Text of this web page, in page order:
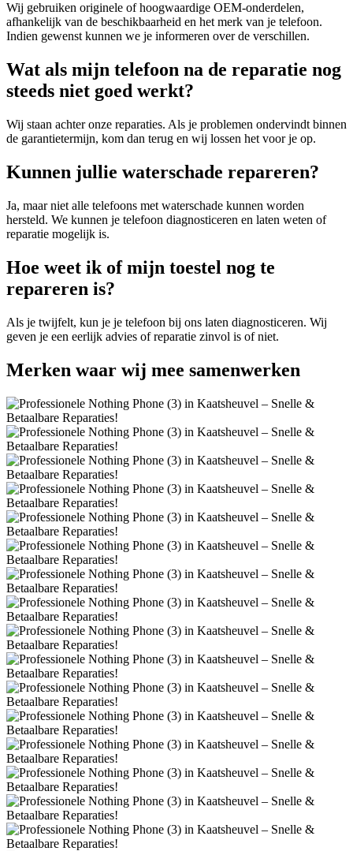
Wij gebruiken originele of hoogwaardige OEM-onderdelen,
afhankelijk van de beschikbaarheid en het merk van je telefoon.
Indien gewenst kunnen we je informeren over de verschillen.
Wat als mijn telefoon na de reparatie nog
steeds niet goed werkt?
Wij staan achter onze reparaties. Als je problemen ondervindt binnen
de garantietermijn, kom dan terug en wij lossen het voor je op.
Kunnen jullie waterschade repareren?
Ja, maar niet alle telefoons met waterschade kunnen worden
hersteld. We kunnen je telefoon diagnosticeren en laten weten of
reparatie mogelijk is.
Hoe weet ik of mijn toestel nog te
repareren is?
Als je twijfelt, kun je je telefoon bij ons laten diagnosticeren. Wij
geven je een eerlijk advies of reparatie zinvol is of niet.
Merken waar wij mee samenwerken